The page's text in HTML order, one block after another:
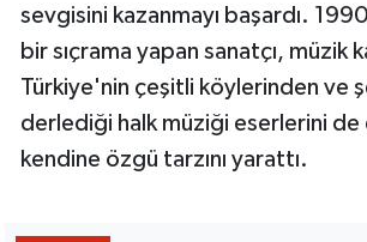
sevgisini kazanmayı başardı.
bir sıçrama yapan sanatçı, müzik
Türkiye'nin çeşitli köylerinden ve
derlediği halk müziği eserlerini de
kendine özgü tarzını yarattı.